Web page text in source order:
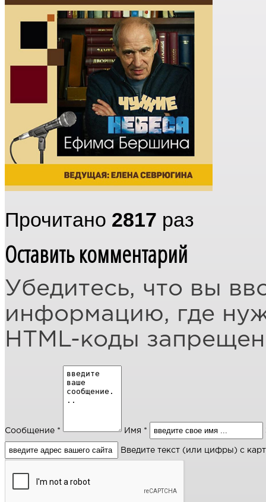
Прочитано 2817 раз
Оставить комментарий
Убедитесь, что вы
информацию, где
HTML-коды
Сообщение * Имя *
Введите текст (или цифры) с